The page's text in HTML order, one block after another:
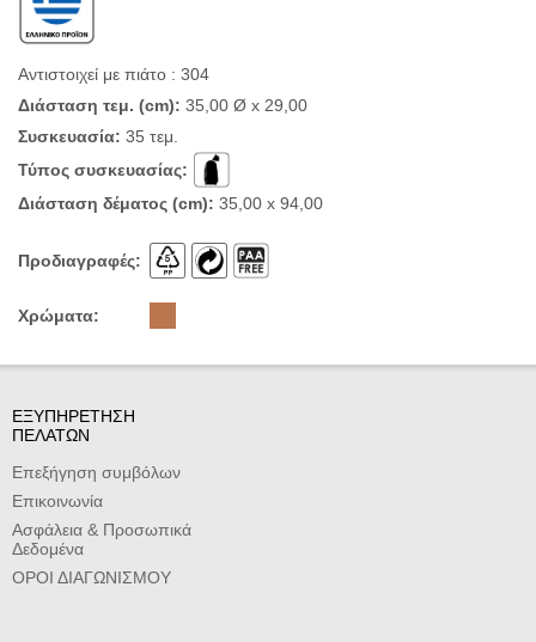
Αντιστοιχεί με πιάτο : 304
Διάσταση τεμ. (cm): 35,00 Ø x 29,00
Συσκευασία: 35 τεμ.
Τύπος συσκευασίας:
Διάσταση δέματος (cm): 35,00 x 94,00
Προδιαγραφές:
Χρώματα:
ΕΞΥΠΗΡΕΤΗΣΗ
ΠΕΛΑΤΩΝ
Επεξήγηση συμβόλων
Επικοινωνία
Ασφάλεια & Προσωπικά
Δεδομένα
ΟΡΟΙ ΔΙΑΓΩΝΙΣΜΟΥ